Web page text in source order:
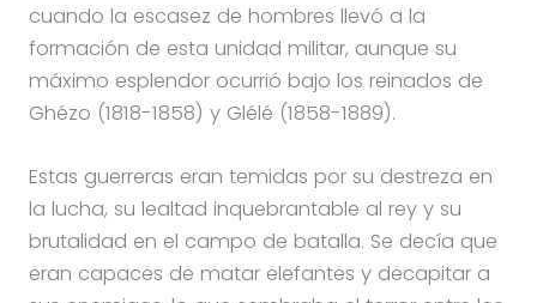
cuando la escasez de hombres llevó a la
formación de esta unidad militar, aunque su
máximo esplendor ocurrió bajo los reinados de
Ghézo (1818-1858) y Glélé (1858-1889).
Estas guerreras eran temidas por su destreza en
la lucha, su lealtad inquebrantable al rey y su
brutalidad en el campo de batalla. Se decía que
eran capaces de matar elefantes y decapitar a